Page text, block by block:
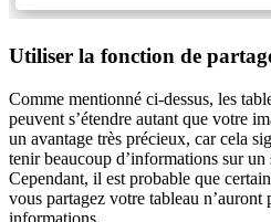
Utiliser la fonction de
Comme mentionné ci-dessus, les
peuvent s’étendre autant que votre
un avantage très précieux, car cela
tenir beaucoup d’informations sur un
Cependant, il est probable que
vous partagez votre tableau n’auront
informations.